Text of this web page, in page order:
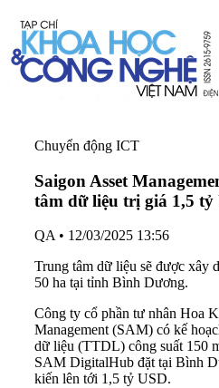
Chuyển động ICT
Saigon Asset
tâm dữ liệu trị giá 1,5 tỷ
QA • 12/03/2025 13:56
Trung tâm dữ liệu sẽ được xây
50 ha tại tỉnh Bình Dương.
Công ty cổ phần tư nhân Hoa
Management (SAM) có kế
dữ liệu (TTDL) công suất 150
SAM DigitalHub đặt tại Bình
kiến ​​lên tới 1,5 tỷ USD.